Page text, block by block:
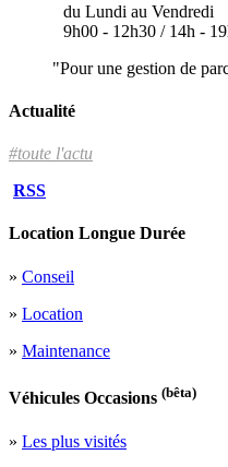
du Lundi au Vendredi
9h00 - 12h30 / 14h -
"Pour une gestion de
Actualité
#toute l'actu
RSS
Location Longue Durée
» Conseil
» Location
» Maintenance
Véhicules Occasions (bêta)
» Les plus visités